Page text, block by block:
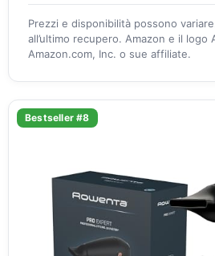
Prezzi e disponibilità possono
all’ultimo recupero. Amazon e il logo
Amazon.com, Inc. o sue affiliate.
Bestseller #8